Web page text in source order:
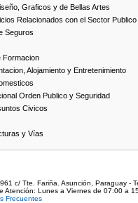
Graficos y de Bellas Artes
Relacionados con el Sector Publico
Seguros
Formacion
Alojamiento y Entretenimiento
Orden Publico y Seguridad
Civicos
y Vías
c/ Tte. Fariña. Asunción, Paraguay -
Atención: Lunes a Viernes de 07:00 a
Frecuentes